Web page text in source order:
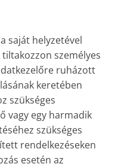
saját helyzetével
személyes
ruházott
keretében
szükséges
vagy egy harmadik
szükséges
rendelkezéseken
esetén az